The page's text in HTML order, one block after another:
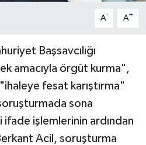
A- A+
Başsavcılığı
amacıyla örgüt kurma",
fesat karıştırma"
sona
ifade işlemlerinin ardından
Acil, soruşturma